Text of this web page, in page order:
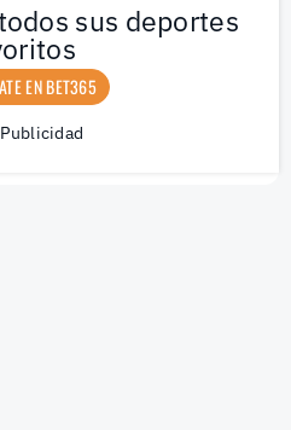
sus deportes
EN BET365